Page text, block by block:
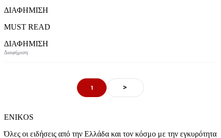
ΔΙΑΦΗΜΙΣΗ
MUST READ
ΔΙΑΦΗΜΙΣΗ
1 >
ENIKOS
Όλες οι ειδήσεις από την Ελλάδα και τον κόσμο με την εγκυρότητα